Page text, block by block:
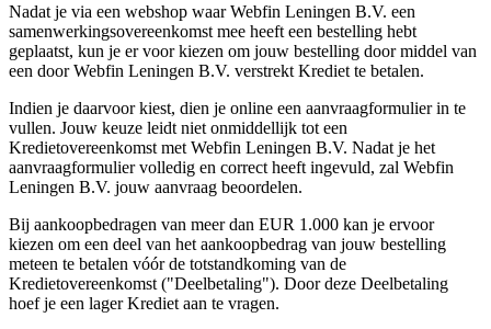
Nadat je via een webshop waar Webfin Leningen B.V. een
samenwerkingsovereenkomst mee heeft een bestelling hebt
geplaatst, kun je er voor kiezen om jouw bestelling door middel van
een door Webfin Leningen B.V. verstrekt Krediet te betalen.
Indien je daarvoor kiest, dien je online een aanvraagformulier in te
vullen. Jouw keuze leidt niet onmiddellijk tot een
Kredietovereenkomst met Webfin Leningen B.V. Nadat je het
aanvraagformulier volledig en correct heeft ingevuld, zal Webfin
Leningen B.V. jouw aanvraag beoordelen.
Bij aankoopbedragen van meer dan EUR 1.000 kan je ervoor
kiezen om een deel van het aankoopbedrag van jouw bestelling
meteen te betalen vóór de totstandkoming van de
Kredietovereenkomst ("Deelbetaling"). Door deze Deelbetaling
hoef je een lager Krediet aan te vragen.